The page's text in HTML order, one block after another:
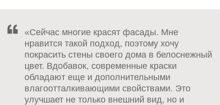
«Сейчас многие красят фасады. Мне
нравится такой подход, поэтому хочу
покрасить стены своего дома в белоснежный
цвет. Вдобавок, современные краски
обладают еще и дополнительными
влагоотталкивающими свойствами. Это
улучшает не только внешний вид, но и